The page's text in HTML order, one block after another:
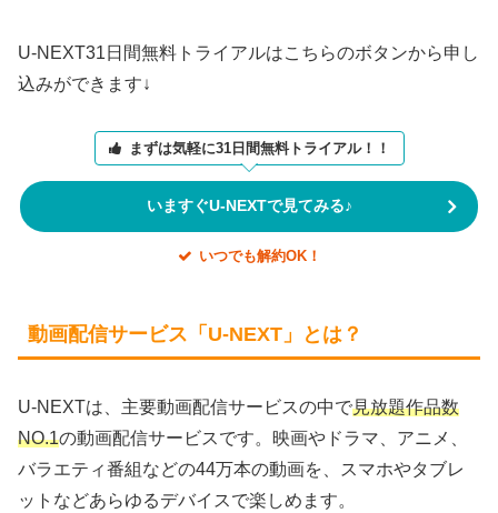
U-NEXT31日間無料トライアルはこちらのボタンから申し
込みができます↓
まずは気軽に31日間無料トライアル！！
いますぐU-NEXTで見てみる♪
いつでも解約OK！
動画配信サービス「U-NEXT」とは？
U-NEXTは、主要動画配信サービスの中で見放題作品数
NO.1の動画配信サービスです。映画やドラマ、アニメ、
バラエティ番組などの44万本の動画を、スマホやタブレ
ットなどあらゆるデバイスで楽しめます。